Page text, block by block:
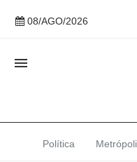
08/AGO/2026

Política Metrópoli